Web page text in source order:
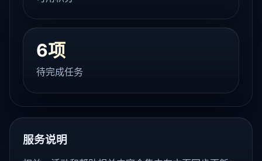
6项
待完成任务
服务说明